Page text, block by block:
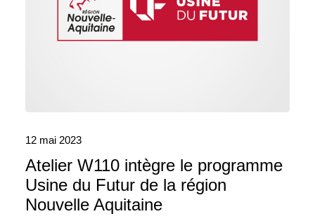
12 mai 2023
Atelier W110 intègre le programme
Usine du Futur de la région
Nouvelle Aquitaine